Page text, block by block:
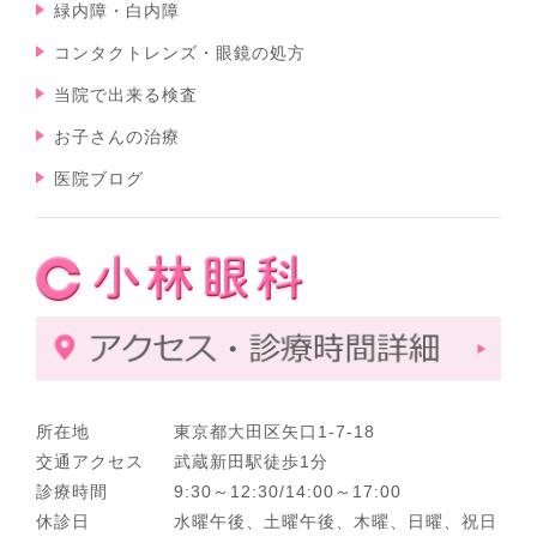
緑内障・白内障
コンタクトレンズ・眼鏡の処方
当院で出来る検査
お子さんの治療
医院ブログ
所在地
東京都大田区矢口1-7-18
交通アクセス
武蔵新田駅徒歩1分
診療時間
9:30～12:30/14:00～17:00
休診日
水曜午後、土曜午後、木曜、日曜、祝日